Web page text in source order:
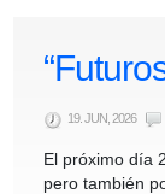
19. JUN, 2026
El próximo día
pero también